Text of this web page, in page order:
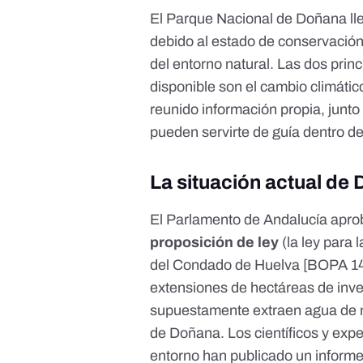
El Parque Nacional de Doñana
debido al estado de
del entorno natural. Las dos
disponible son elcambio
reunido información propia,
pueden servirte de guía dentro
La situación actual de
El Parlamento de Andalucía
proposición de ley (la ley para
del Condado de Huelva [BOPA
extensiones de hectáreas de
supuestamente extraen agua
de Doñana. Los científicos y
entorno han publicado un